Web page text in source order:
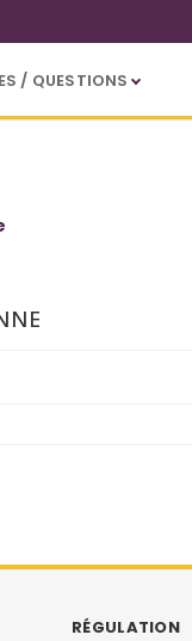
/ QUESTIONS
RÉGULATION